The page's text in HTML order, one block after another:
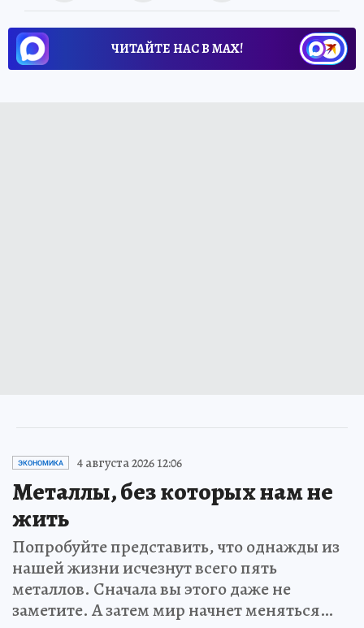
ЧИТАЙТЕ НАС В МАХ!
ЭКОНОМИКА 4 августа 2026 12:06
Металлы, без которых нам не
жить
Попробуйте представить, что однажды из
нашей жизни исчезнут всего пять
металлов. Сначала вы этого даже не
заметите. А затем мир начнет меняться…